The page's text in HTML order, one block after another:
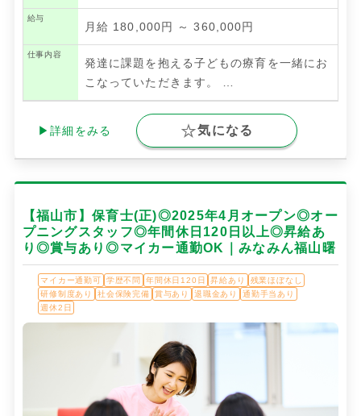
給与
月給 180,000円 ～ 360,000円
仕事内容
発達に課題を抱える子どもの療育を一緒にお
こなっていただきます。
▶詳細をみる 気になる
【福山市】保育士(正)◎2025年4月オープン◎オー
プニングスタッフ◎年間休日120日以上◎昇給あ
り◎賞与あり◎マイカー通勤OK｜みなみん福山曙
マイカー通勤可 学歴不問 年間休日120日 昇給あり
残業ほぼなし
研修制度あり
社会保険完備 賞与あり 退職金あり
通勤手当あり
週休2日